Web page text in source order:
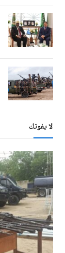
لا يفوتك